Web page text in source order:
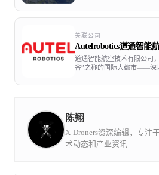
常起飞。龙鱼能够自动切换
升机系统相比，更加高效。
机，能够满足您的各种商业需
关联公司
Autelrobotics道通智能
道通智能航空技术有限公司
谷”之称的国际大都市——深
立了分公司。 我们拥有一支
不忘初心、孜孜不倦、永不
品做到极致”的理念，在研发
我们深入地思考、了解、甚
竭力将复杂的技术转换为简
技术难关的突破和用户体验
陈翔
X-Droners资深编辑，专注
术动态和产业资讯